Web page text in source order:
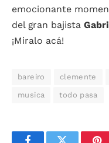
emocionante
del gran bajista
¡Miralo acá!
bareiro clemente
musica todo pasa